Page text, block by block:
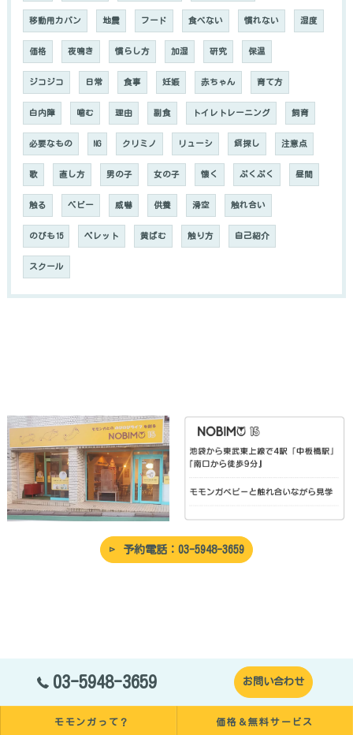
移動用カバン 地震 フード 食べない 慣れない 湿度
価格 夜鳴き 慣らし方 加湿 研究 保温
ジコジコ 日常 食事 妊娠 赤ちゃん 育て方
白内障 噛む 理由 副食 トイレトレーニング 飼育
必要なもの NG クリミノ リューシ 餌探し 注意点
歌 直し方 男の子 女の子 懐く ぷくぷく 昼間
触る ベビー 威嚇 供養 滑空 触れ合い
のびも15 ペレット 黄ばむ 触り方 自己紹介
スクール
予約電話：03-5948-3659
03-5948-3659 お問い合わせ
モモンガって？ 価格＆無料サービス